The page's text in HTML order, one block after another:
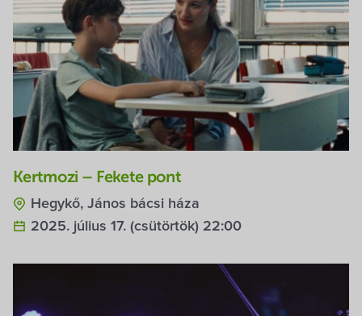
Kertmozi – Fekete pont
Hegykő, János bácsi háza
2025. július 17. (csütörtök) 22:00